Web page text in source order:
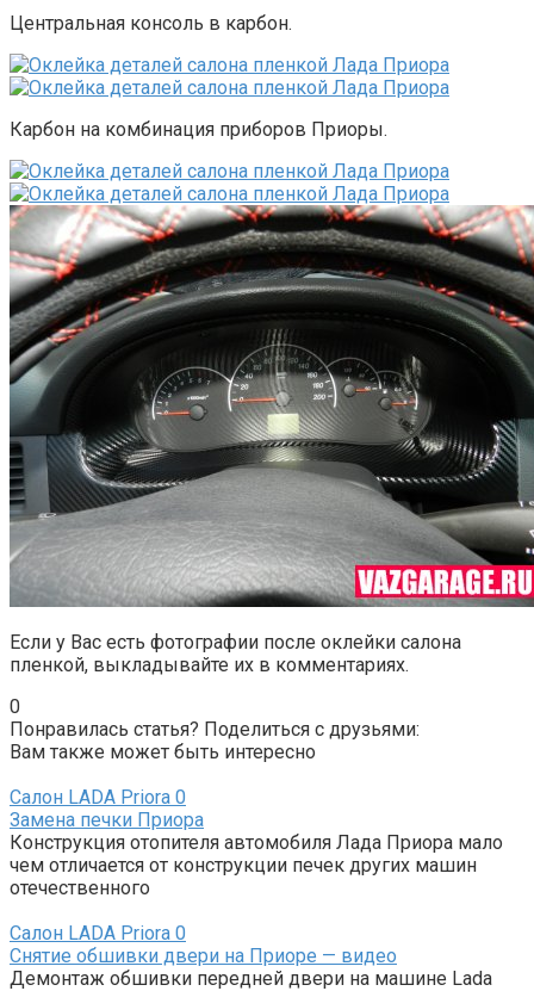
Центральная консоль в карбон.
Карбон на комбинация приборов Приоры.
Если у Вас есть фотографии после оклейки салона
пленкой, выкладывайте их в комментариях.
0
Понравилась статья? Поделиться с друзьями:
Вам также может быть интересно
Салон LADA Priora 0
Замена печки Приора
Конструкция отопителя автомобиля Лада Приора мало
чем отличается от конструкции печек других машин
отечественного
Салон LADA Priora 0
Снятие обшивки двери на Приоре — видео
Демонтаж обшивки передней двери на машине Lada